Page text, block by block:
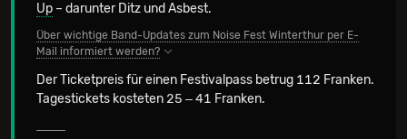
Up – darunter Ditz und Asbest.
Über wichtige Band-Updates zum Noise Fest Winterthur per E-
Mail informiert werden?
Der Ticketpreis für einen Festivalpass betrug 112 Franken.
Tagestickets kosteten 25 ‒ 41 Franken.